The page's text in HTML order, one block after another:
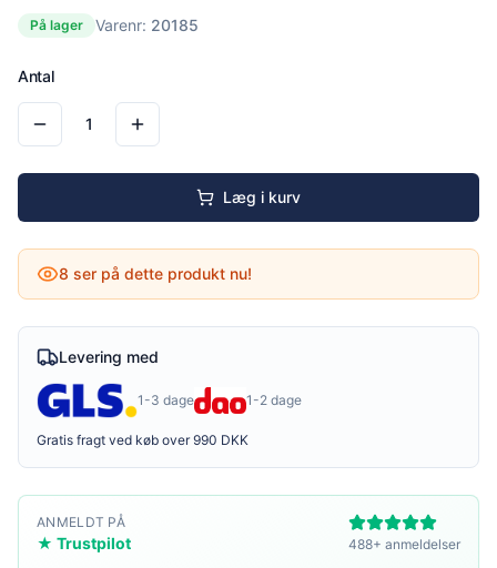
På lager Varenr: 20185
Antal
1
Læg i kurv
8 ser på dette produkt nu!
Levering med
1-3 dage 1-2 dage
Gratis fragt ved køb over 990 DKK
ANMELDT PÅ
★ Trustpilot 488+ anmeldelser